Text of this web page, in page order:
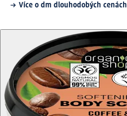
Více o dm dlouhodobých cenách